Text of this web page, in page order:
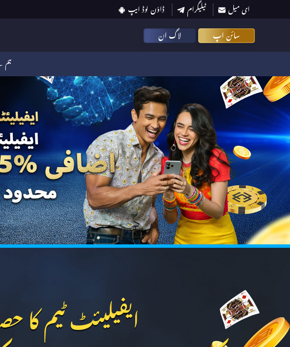
ڈاؤن لوڈ ایپ ٹیلیگرام ای میل
لاگ ان سائن اپ
ہم
ایفیلیئٹ ٹیم کا